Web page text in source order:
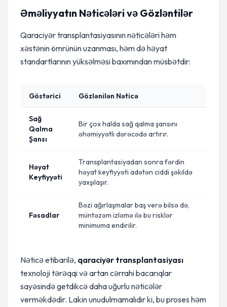
Əməliyyatın Nəticələri və Gözləntilər
Qaraciyər transplantasiyasının nəticələri həm
xəstənin ömrünün uzanması, həm də həyat
standartlarının yüksəlməsi baxımından müsbətdir:
Göstərici Gözlənilən Nəticə
Sağ
Qalma
Şansı
Bir çox halda sağ qalma şansını
əhəmiyyətli dərəcədə artırır.
Həyat
Keyfiyyəti
Transplantasiyadan sonra fərdin
həyat keyfiyyəti adətən ciddi şəkildə
yaxşılaşır.
Fəsadlar
Bəzi ağırlaşmalar baş verə bilsə də,
müntəzəm izləmə ilə bu risklər
minimuma endirilir.
Nəticə etibarilə, qaraciyər transplantasiyası
texnoloji tərəqqi və artan cərrahi bacarıqlar
sayəsində getdikcə daha uğurlu nəticələr
verməkdədir. Lakin unudulmamalıdır ki, bu proses həm